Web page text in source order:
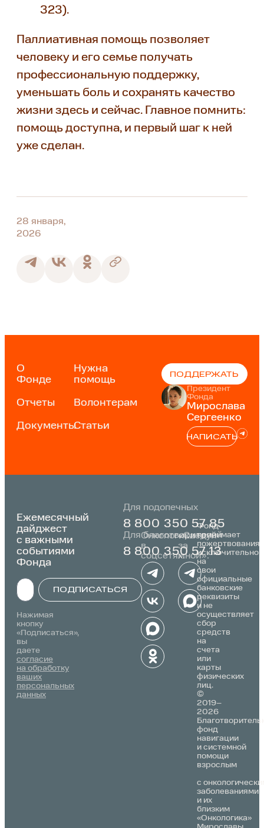
323).
Паллиативная помощь позволяет
человеку и его семье получать
профессиональную поддержку,
уменьшать боль и сохранять качество
жизни здесь и сейчас. Главное помнить:
помощь доступна, и первый шаг к ней
уже сделан.
28 января,
2026
О
Фонде
Отчеты
Документы
Нужна
помощь
Волонтерам
Статьи
ПОДДЕРЖАТЬ
Президент
Фонда
Мирослава
Сергеенко
НАПИСАТЬ
Для подопечных
8 800 350 57 85
Для благотворителей
8 800 350 57 13
Ежемесячный
дайджест
с важными
событиями
Фонда
ПОДПИСАТЬСЯ
Нажимая
кнопку
«Подписаться»,
вы
даете
согласие
на обработку
ваших
персональных
данных
Онкологика
в
соцсетях:
«Следуй
за
мной»:
©
2019–
2026
фонд
навигации
и системной
помощи
взрослым
с
заболеваниями
и их
близким
«Онкологика»
Фонд
принимает
пожертвования
исключительно
на
свои
официальные
банковские
реквизиты
и не
осуществляет
сбор
средств
на
счета
или
карты
физических
лиц.